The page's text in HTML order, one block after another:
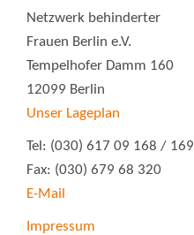
Netzwerk behinderter
Frauen Berlin e.V.
Tempelhofer Damm 160
12099 Berlin
Unser Lageplan
Tel: (030) 617 09 168 / 169
Fax: (030) 679 68 320
E-Mail
Impressum